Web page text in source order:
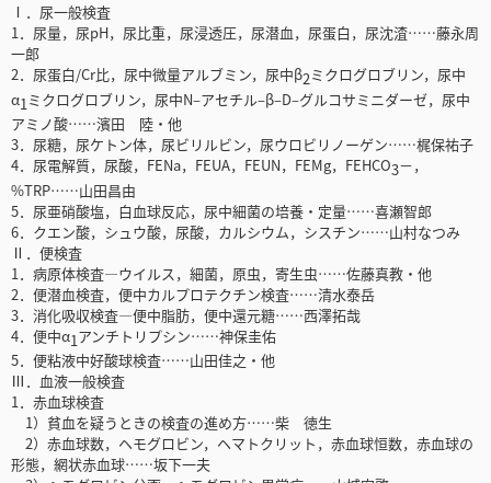
Ⅰ．尿一般検査
1．尿量，尿pH，尿比重，尿浸透圧，尿潜血，尿蛋白，尿沈渣……藤永周
一郎
2．尿蛋白/Cr比，尿中微量アルブミン，尿中β2ミクログロブリン，尿中
α1 ミクログロブリン，尿中N‒アセチル‒β‒D‒グルコサミニダーゼ，尿中
アミノ酸……濱田 陸・他
3．尿糖，尿ケトン体，尿ビリルビン，尿ウロビリノーゲン……梶保祐子
4．尿電解質，尿酸，FENa，FEUA，FEUN，FEMg，FEHCO3－，
%TRP……山田昌由
5．尿亜硝酸塩，白血球反応，尿中細菌の培養・定量……喜瀬智郎
6．クエン酸，シュウ酸，尿酸，カルシウム，シスチン……山村なつみ
Ⅱ．便検査
1．病原体検査―ウイルス，細菌，原虫，寄生虫……佐藤真教・他
2．便潜血検査，便中カルプロテクチン検査……清水泰岳
3．消化吸収検査―便中脂肪，便中還元糖……西澤拓哉
4．便中α1アンチトリプシン……神保圭佑
5．便粘液中好酸球検査……山田佳之・他
Ⅲ．血液一般検査
1．赤血球検査
1）貧血を疑うときの検査の進め方……柴 徳生
2）赤血球数，ヘモグロビン，ヘマトクリット，赤血球恒数，赤血球の
形態，網状赤血球……坂下一夫